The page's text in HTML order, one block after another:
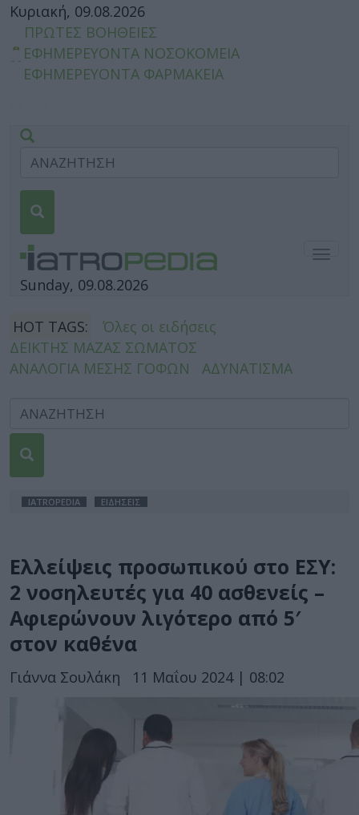
Κυριακή, 09.08.2026
ΠΡΩΤΕΣ ΒΟΗΘΕΙΕΣ
ΕΦΗΜΕΡΕΥΟΝΤΑ ΝΟΣΟΚΟΜΕΙΑ
ΕΦΗΜΕΡΕΥΟΝΤΑ ΦΑΡΜΑΚΕΙΑ
Sunday, 09.08.2026
HOT TAGS:
Όλες οι ειδήσεις
ΔΕΙΚΤΗΣ ΜΑΖΑΣ ΣΩΜΑΤΟΣ
ΑΝΑΛΟΓΙΑ ΜΕΣΗΣ ΓΟΦΩΝ
ΑΔΥΝΑΤΙΣΜΑ
IATROPEDIA ΕΙΔΗΣΕΙΣ
Ελλείψεις προσωπικού στο ΕΣΥ:
2 νοσηλευτές για 40 ασθενείς –
Αφιερώνουν λιγότερο από 5′
στον καθένα
Γιάννα Σουλάκη 11 Μαΐου 2024 | 08:02